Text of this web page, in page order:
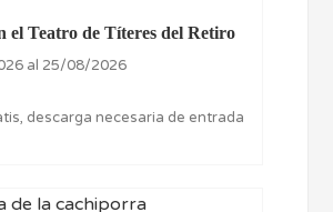
el Teatro de Títeres del Retiro
al 25/08/2026
descarga necesaria de entrada